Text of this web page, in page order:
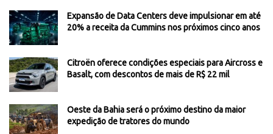
Expansão de Data Centers deve impulsionar em até
20% a receita da Cummins nos próximos cinco anos
Citroën oferece condições especiais para Aircross e
Basalt, com descontos de mais de R$ 22 mil
Oeste da Bahia será o próximo destino da maior
expedição de tratores do mundo